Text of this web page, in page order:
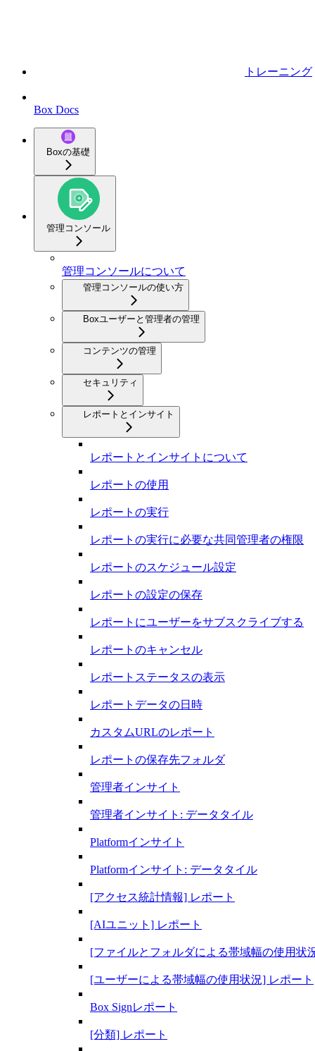
トレーニング
Box Docs
Boxの基礎
管理コンソール
管理コンソールについて
管理コンソールの使い方
Boxユーザーと管理者の管理
コンテンツの管理
セキュリティ
レポートとインサイト
レポートとインサイトについて
レポートの使用
レポートの実行
レポートの実行に必要な共同管理者の権限
レポートのスケジュール設定
レポートの設定の保存
レポートにユーザーをサブスクライブする
レポートのキャンセル
レポートステータスの表示
レポートデータの日時
カスタムURLのレポート
レポートの保存先フォルダ
管理者インサイト
管理者インサイト: データタイル
Platformインサイト
Platformインサイト: データタイル
[アクセス統計情報] レポート
[AIユニット] レポート
[ファイルとフォルダによる帯域幅の使用状
[ユーザーによる帯域幅の使用状況] レポート
Box Signレポート
[分類] レポート